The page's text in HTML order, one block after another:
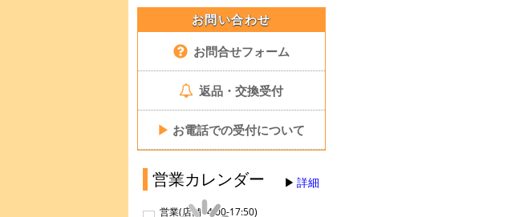
お問い合わせ
お問合せフォーム
返品・交換受付
▶ お電話での受付について
営業カレンダー 詳細
営業(店舗14:00-17:50)